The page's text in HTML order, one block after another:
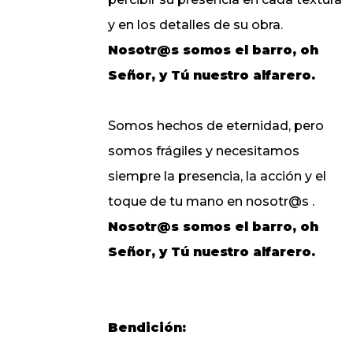
y en los detalles de su obra.
Nosotr@s somos el barro, oh
Señor, y Tú nuestro alfarero.
Somos hechos de eternidad, pero
somos frágiles y necesitamos
siempre la presencia, la acción y el
toque de tu mano en nosotr@s .
Nosotr@s somos el barro, oh
Señor, y Tú nuestro alfarero.
Bendición: